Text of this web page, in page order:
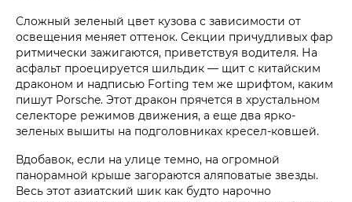
Сложный зеленый цвет кузова с зависимости от
освещения меняет оттенок. Секции причудливых фар
ритмически зажигаются, приветствуя водителя. На
асфальт проецируется шильдик — щит с китайским
драконом и надписью Forting тем же шрифтом, каким
пишут Porsche. Этот дракон прячется в хрустальном
селекторе режимов движения, а еще два ярко-
зеленых вышиты на подголовниках кресел-ковшей.
Вдобавок, если на улице темно, на огромной
панорамной крыше загораются аляповатые звезды.
Весь этот азиатский шик как будто нарочно